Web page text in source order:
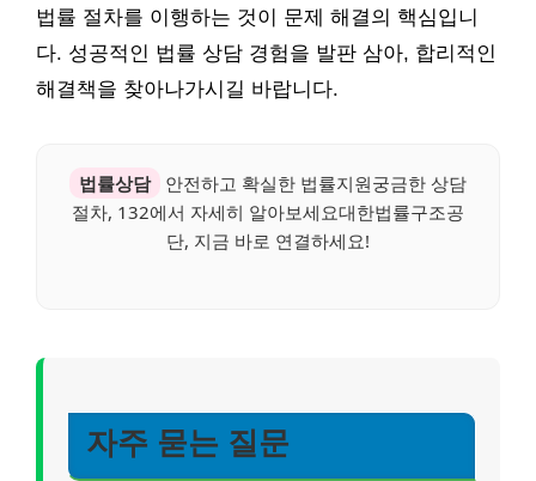
법률 절차를 이행하는 것이 문제 해결의 핵심입니
다. 성공적인 법률 상담 경험을 발판 삼아, 합리적인
해결책을 찾아나가시길 바랍니다.
법률상담
안전하고 확실한 법률지원궁금한 상담
절차, 132에서 자세히 알아보세요대한법률구조공
단, 지금 바로 연결하세요!
자주 묻는 질문